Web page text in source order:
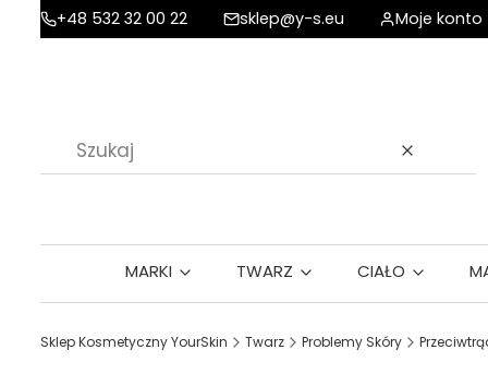
+48 532 32 00 22 sklep@y-s.eu Moje konto
Wyczyść
MARKI TWARZ CIAŁO
Sklep Kosmetyczny YourSkin Twarz Problemy Skóry